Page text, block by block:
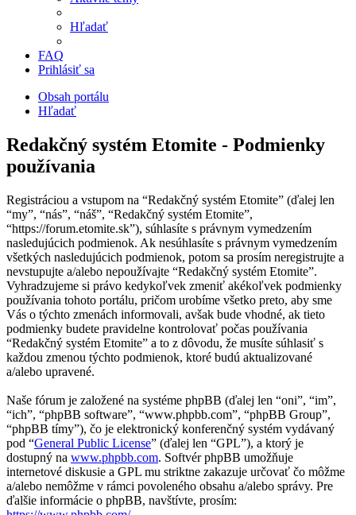
Hľadať
FAQ
Prihlásiť sa
Obsah portálu
Hľadať
Redakčný systém Etomite - Podmienky
používania
Registráciou a vstupom na “Redakčný systém Etomite” (ďalej len
“my”, “nás”, “náš”, “Redakčný systém Etomite”,
“https://forum.etomite.sk”), súhlasíte s právnym vymedzením
nasledujúcich podmienok. Ak nesúhlasíte s právnym vymedzením
všetkých nasledujúcich podmienok, potom sa prosím neregistrujte a
nevstupujte a/alebo nepoužívajte “Redakčný systém Etomite”.
Vyhradzujeme si právo kedykoľvek zmeniť akékoľvek podmienky
používania tohoto portálu, pričom urobíme všetko preto, aby sme
Vás o týchto zmenách informovali, avšak bude vhodné, ak tieto
podmienky budete pravidelne kontrolovať počas používania
“Redakčný systém Etomite” a to z dôvodu, že musíte súhlasiť s
každou zmenou týchto podmienok, ktoré budú aktualizované
a/alebo upravené.
Naše fórum je založené na systéme phpBB (ďalej len “oni”, “im”,
“ich”, “phpBB software”, “www.phpbb.com”, “phpBB Group”,
“phpBB tímy”), čo je elektronický konferenčný systém vydávaný
pod “General Public License” (ďalej len “GPL”), a ktorý je
dostupný na www.phpbb.com. Softvér phpBB umožňuje
internetové diskusie a GPL mu striktne zakazuje určovať čo môžme
a/alebo nemôžme v rámci povoleného obsahu a/alebo správy. Pre
ďalšie informácie o phpBB, navštívte, prosím: